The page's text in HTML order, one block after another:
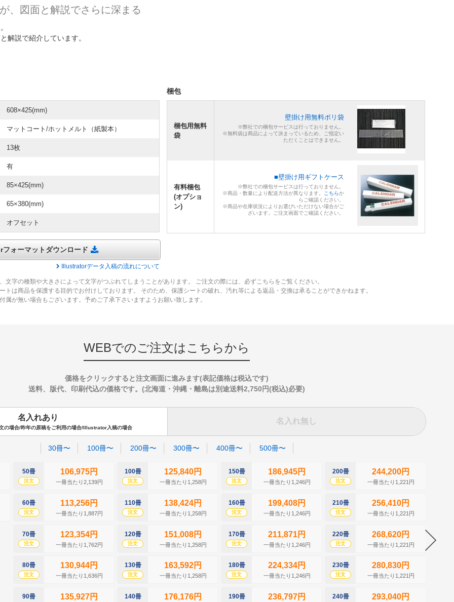
、図面と解説でさらに深まる
解説で紹介しています。
608×425(mm)
マットコート/ホットメルト（紙製本）
13枚
有
85×425(mm)
65×380(mm)
オフセット
ォーマットダウンロード
Illustratorデータ入稿の流れについて
梱包
梱包用無料
袋
壁掛け用無料ポリ袋
※弊社での梱包サービスは行っておりません。
※無料袋は商品によって決まっているため、ご指定い
ただくことはできません。
有料梱包
(オプショ
ン)
■壁掛け用ギフトケース
※弊社での梱包サービスは行っておりません。
※商品・数量により配送方法が異なります。
こちらか
らご確認ください。
※商品や在庫状況によりお選びいただけない場合がご
ざいます。ご注文画面でご確認ください。
字の種類や大きさによって文字がつぶれてしまうことがあります。 ご注文の際には、必ずこちらをご覧ください。
は商品を保護する目的でお付けしております。 そのため、保護シートの破れ、汚れ等による返品・交換は承ることができかねます。
属が無い場合もございます。予めご了承下さいますようお願い致します。
WEBでのご注文はこちらから
価格をクリックすると注文画面に進みます(表記価格は税込です)
送料、版代、印刷代込の価格です。(北海道・沖縄・離島は別途送料2,750円(税込)必要)
名入れあり
の場合/昨年の原稿をご利用の場合/Illustrator入稿の場合
名入れ無し
30冊〜 100冊〜 200冊〜 300冊〜 400冊〜 500冊〜
50冊
注文
106,975円
一冊当たり2,139円
60冊
注文
113,256円
一冊当たり1,887円
70冊
注文
123,354円
一冊当たり1,762円
80冊
注文
130,944円
一冊当たり1,636円
90冊 135,927円
100冊
注文
125,840円
一冊当たり1,258円
110冊
注文
138,424円
一冊当たり1,258円
120冊
注文
151,008円
一冊当たり1,258円
130冊
注文
163,592円
一冊当たり1,258円
140冊 176,176円
150冊
注文
186,945円
一冊当たり1,246円
160冊
注文
199,408円
一冊当たり1,246円
170冊
注文
211,871円
一冊当たり1,246円
180冊
注文
224,334円
一冊当たり1,246円
190冊 236,797円
200冊
注文
244,200円
一冊当たり1,221円
210冊
注文
256,410円
一冊当たり1,221円
220冊
注文
268,620円
一冊当たり1,221円
230冊
注文
280,830円
一冊当たり1,221円
240冊 293,040円